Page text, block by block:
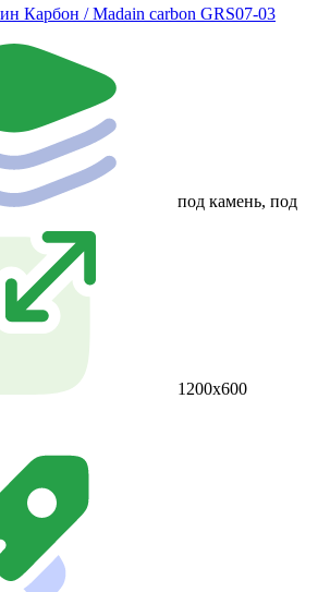
Карбон / Madain carbon GRS07-03
под камень, под
1200х600